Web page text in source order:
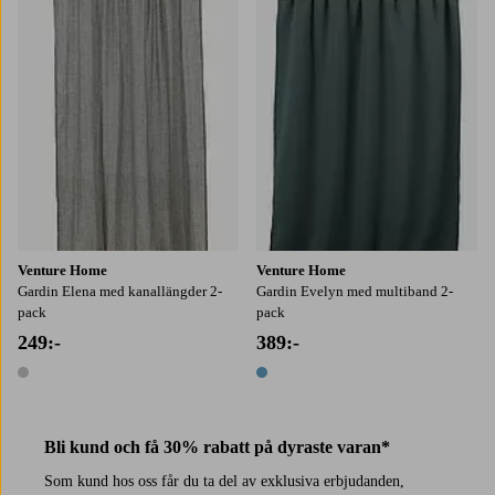
Venture Home
Gardin Elena med kanallängder 2-
pack
249:-
1 färg
Bli kund och få 30% rabatt på dyraste varan*
Som kund hos oss får du ta del av exklusiva erbjudanden,
Venture Home
Gardin Evelyn med multiband 2-
pack
389:-
1 färg